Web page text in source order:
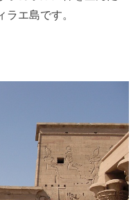
エ島です。